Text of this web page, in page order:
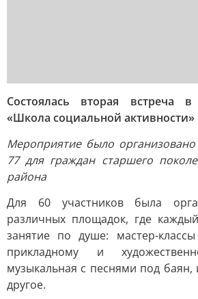
Состоялась вторая встреча
«Школа социальной активности»
Мероприятие было
77 для граждан старшего
района
Для 60 участников была
различных площадок, где
занятие по душе: мастер-
прикладному и
музыкальная с песнями под
другое.